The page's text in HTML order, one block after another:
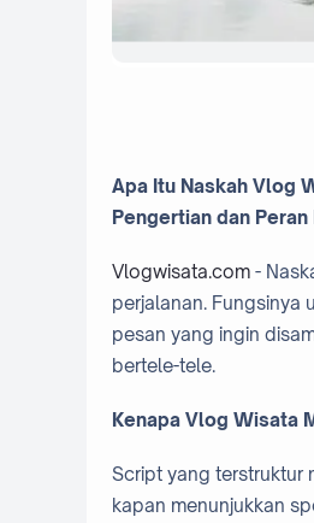
Apa Itu Naskah Vlog
Pengertian dan
Vlogwisata.com -
perjalanan. Fungsinya
pesan yang ingin
bertele-tele.
Kenapa Vlog Wisata
Script yang terstruktur
kapan menunjukkan